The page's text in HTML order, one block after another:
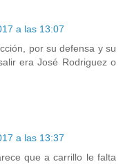
a las 13:07
por su defensa y su
era José Rodriguez o
a las 13:37
que a carrillo le falta